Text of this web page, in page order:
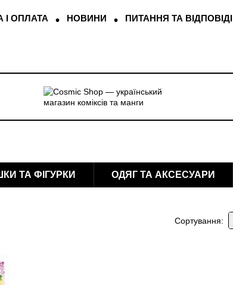
І ОПЛАТА НОВИНИ ПИТАННЯ ТА ВІДПОВІДІ
ТА ФІГУРКИ ОДЯГ ТА АКСЕСУАРИ
Сортування: